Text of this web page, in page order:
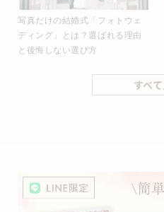
写真だけの結婚式「フォトウェ
ディング」とは？選ばれる理由
と後悔しない選び方
すべ